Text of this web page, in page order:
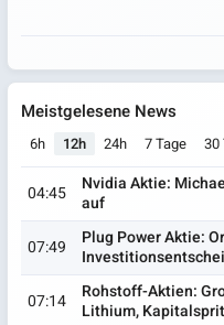
Meistgelesene News
6h 12h 24h 7 Tage 30
04:45
Nvidia Aktie:
auf
07:49
Plug Power Aktie:
07:14
Rohstoff-Aktien:
Lithium,